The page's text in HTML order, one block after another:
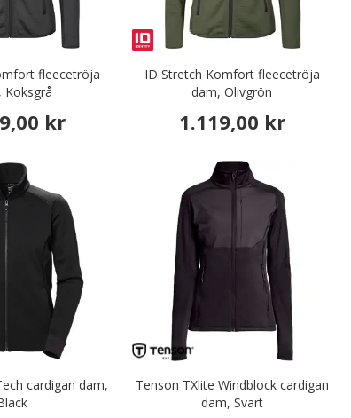
fleecetröja
Koksgrå
kr
ID Stretch Komfort fleecetröja
dam, Olivgrön
1.119,00 kr
cardigan dam,
Tenson TXlite Windblock cardigan
dam, Svart